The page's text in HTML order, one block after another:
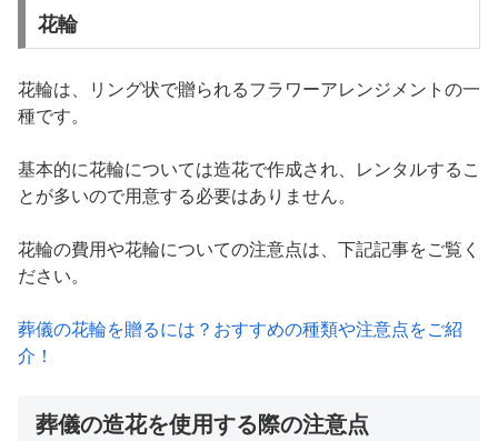
花輪
花輪は、リング状で贈られるフラワーアレンジメントの一
種です。
基本的に花輪については造花で作成され、レンタルするこ
とが多いので用意する必要はありません。
花輪の費用や花輪についての注意点は、下記記事をご覧く
ださい。
葬儀の花輪を贈るには？おすすめの種類や注意点をご紹
介！
葬儀の造花を使用する際の注意点